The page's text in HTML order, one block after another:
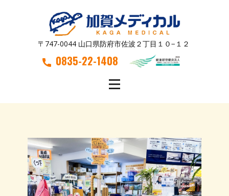
〒747-0044 山口県防府市佐波２丁目１０−１２
0835-22-1408